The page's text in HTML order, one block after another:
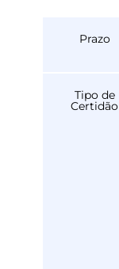
Prazo
Tipo de
Certidão